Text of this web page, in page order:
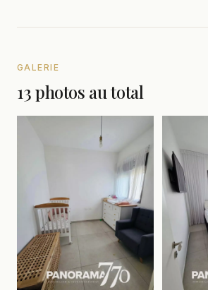
GALERIE
13 photos au total